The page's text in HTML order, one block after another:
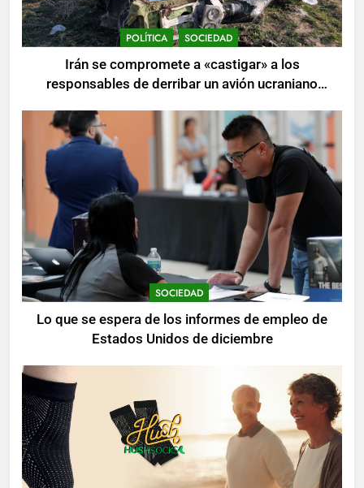
POLÍTICA SOCIEDAD
Irán se compromete a «castigar» a los
responsables de derribar un avión ucraniano
SOCIEDAD
Lo que se espera de los informes de empleo de
Estados Unidos de diciembre